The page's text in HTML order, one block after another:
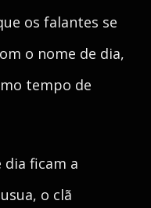
os falantes se
o nome de dia,
tempo de
dia ficam a
o clã